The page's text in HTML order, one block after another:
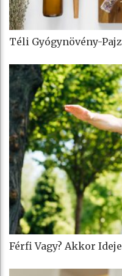
Téli Gyógynövény-
Férfi Vagy? Akkor